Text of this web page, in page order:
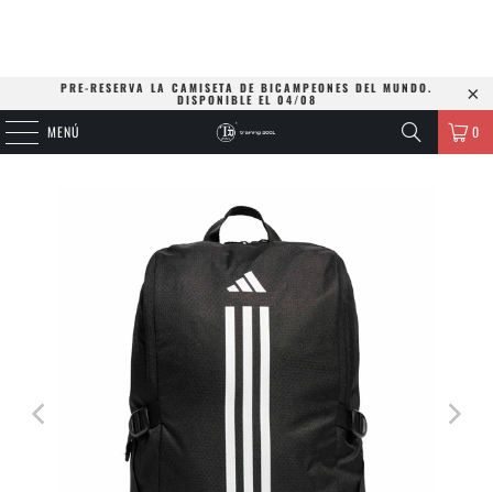
PRE-RESERVA LA CAMISETA DE BICAMPEONES DEL MUNDO.
DISPONIBLE EL 04/08
MENÚ 0